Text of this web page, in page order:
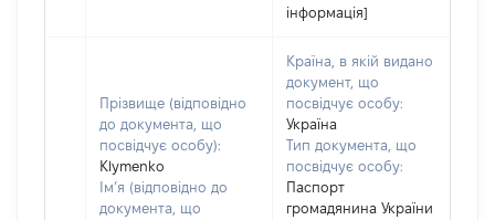
інформація]
Прізвище (відповідно
до документа, що
посвідчує особу):
Klymenko
Ім’я (відповідно до
документа, що
Країна, в якій видано
документ, що
посвідчує особу:
Україна
Тип документа, що
посвідчує особу:
Паспорт
громадянина України